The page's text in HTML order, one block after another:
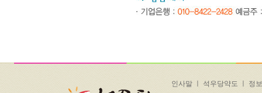
인사말 석우당약도 정